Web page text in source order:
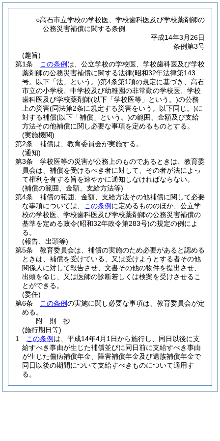
○高石市立学校の学校医、学校歯科医及び学校薬剤師の
公務災害補償に関する条例
平成14年3月26日
条例第3号
(趣旨)
第1条
この条例 は、公立学校の学校医、学校歯科医及び学校
薬剤師の公務災害補償に関する法律(昭和32年法律第143
号。以下「法」という。)第4条第1項の規定に基づき、高石
市立の小学校、中学校及び幼稚園の非常勤の学校医、学校
歯科医及び学校薬剤師(以下「学校医等」という。)の公務
上の災害(同法第2条に規定する災害をいう。以下同じ。)に
対する補償(以下「補償」という。)の範囲、金額及び支給
方法その他補償に関し必要な事項を定めるものとする。
(実施機関)
第2条
補償は、教育委員会が実施する。
(通知)
第3条
学校医等の災害が公務上のものであるときは、教育委
員会は、補償を受けるべき者に対して、その者が法によっ
て権利を有する旨を速やかに通知しなければならない。
(補償の範囲、金額、支給方法等)
第4条
補償の範囲、金額、支給方法その他補償に関して必要
な事項については、
この条例 に定めるもののほか、公立学
校の学校医、学校歯科医及び学校薬剤師の公務災害補償の
基準を定める政令(昭和32年政令第283号)の規定の例によ
る。
(報告、出頭等)
第5条
教育委員会は、補償の実施のため必要があると認める
ときは、補償を受けている、又は受けようとする者その他
関係人に対して報告させ、文書その他の物件を提出させ、
出頭を命じ、又は医師の診断若しくは検案を受けさせるこ
とができる。
(委任)
第6条
この条例の実施に関し必要な事項は、教育委員会が定
める。
附 則
抄
(施行期日等)
1
この条例 は、平成14年4月1日から施行し、同日以後に支
給すべき事由が生じた補償並びに同日前に支給すべき事由
が生じた傷病補償年金、障害補償年金及び遺族補償年金で
同日以後の期間について支給すべきものについて適用す
る。